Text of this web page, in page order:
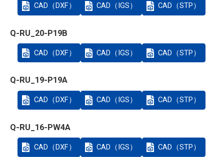
CAD（DXF） CAD（IGS） CAD（STP）
Q-RU_20-P19B
CAD（DXF） CAD（IGS） CAD（STP）
Q-RU_19-P19A
CAD（DXF） CAD（IGS） CAD（STP）
Q-RU_16-PW4A
CAD（DXF） CAD（IGS） CAD（STP）